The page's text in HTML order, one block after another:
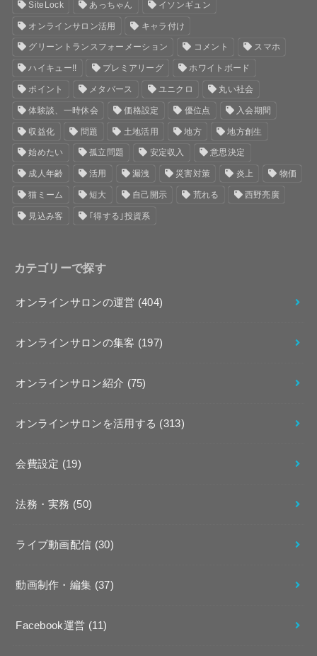
SiteLock あっちゃん イソンギュン
オンラインサロン活用 キャラ付け
グリーントランスフォーメーション コメント スマホ
ハイキュー!! プレミアリーグ ホワイトボード
ポイント メタバース ユニクロ 丸い社会
体験談、一時休会 価格設定 優位点 入会期間
収益化 問題 土地活用 地方 地方創生
始めたい 孤立問題 安定収入 意思決定
成人年齢 活用 漏洩 災害対策 炎上 物価
猫ミーム 短大 自己開示 荒れる 西野亮廣
見込み客 ｢得する｣投資系
カテゴリーで探す
オンラインサロンの運営 (404)
オンラインサロンの集客 (197)
オンラインサロン紹介 (75)
オンラインサロンを活用する (313)
会費設定 (19)
法務・実務 (50)
ライブ動画配信 (30)
動画制作・編集 (37)
Facebook運営 (11)